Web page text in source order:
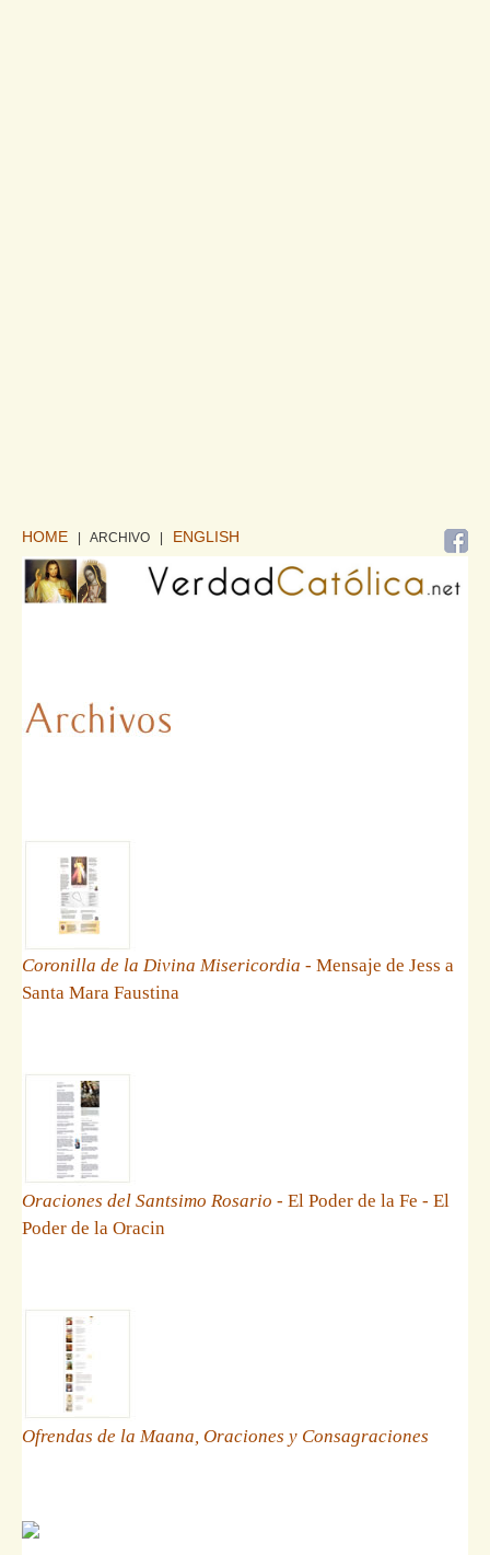
HOME | ARCHIVO ENGLISH
Coronilla de la Divina Misericordia - Mensaje de Jess a
Santa Mara Faustina
Oraciones del Santsimo Rosario - El Poder de la Fe - El
Poder de la Oracin
Ofrendas de la Maana, Oraciones y Consagraciones